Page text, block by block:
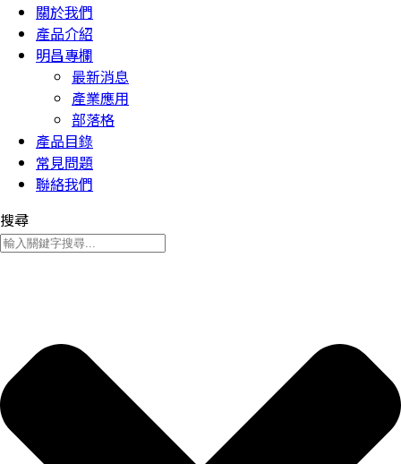
關於我們
產品介紹
明昌專欄
最新消息
產業應用
部落格
產品目錄
常見問題
聯絡我們
搜尋